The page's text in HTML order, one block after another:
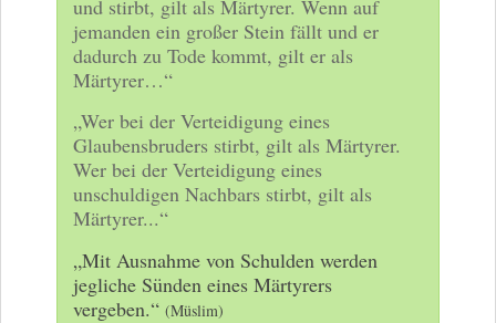
und stirbt, gilt als Märtyrer. Wenn auf
jemanden ein großer Stein fällt und er
dadurch zu Tode kommt, gilt er als
Märtyrer…“
„Wer bei der Verteidigung eines
Glaubensbruders stirbt, gilt als Märtyrer.
Wer bei der Verteidigung eines
unschuldigen Nachbars stirbt, gilt als
Märtyrer...“
„Mit Ausnahme von Schulden werden
jegliche Sünden eines Märtyrers
vergeben.“ (Müslim)